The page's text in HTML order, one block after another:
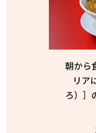
朝から
リア
ろ）］